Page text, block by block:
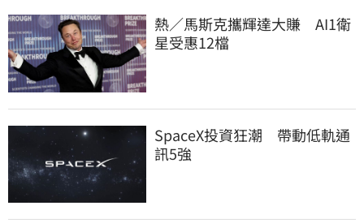
熱／馬斯克攜輝達大賺　AI1衛
星受惠12檔
SpaceX投資狂潮　帶動低軌通
訊5強